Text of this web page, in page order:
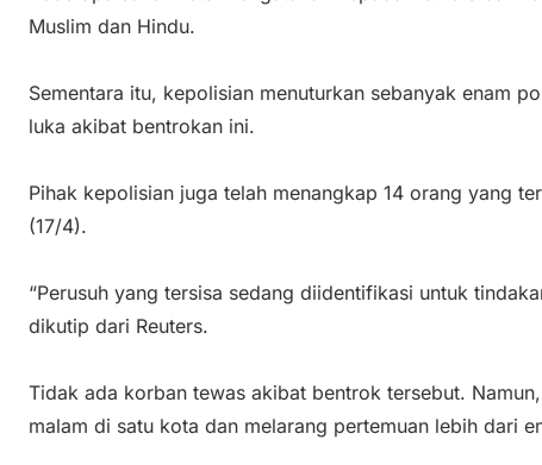
Muslim dan Hindu.
Sementara itu, kepolisian menuturkan sebanyak enam
luka akibat bentrokan ini.
Pihak kepolisian juga telah menangkap 14 orang yang
(17/4).
“Perusuh yang tersisa sedang diidentifikasi untuk
dikutip dari Reuters.
Tidak ada korban tewas akibat bentrok tersebut.
malam di satu kota dan melarang pertemuan lebih dari